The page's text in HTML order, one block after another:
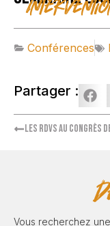
Conférences
Partager :
Vous recherchez